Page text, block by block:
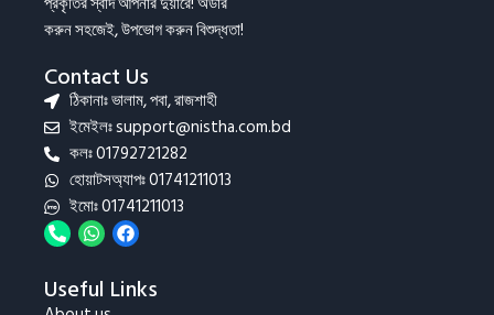
করুন সহজেই, উপভোগ করুন বিশুদ্ধতা!
Contact Us
ঠিকানাঃ ভালাম, পবা, রাজশাহী
ইমেইলঃ support@nistha.com.bd
কলঃ 01792721282
হোয়াটসঅ্যাপঃ 01741211013
ইমোঃ 01741211013
Useful Links